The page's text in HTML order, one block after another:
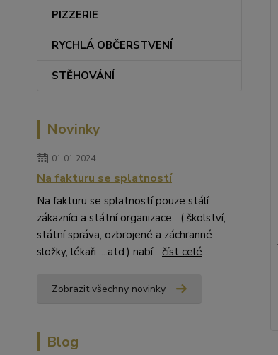
PIZZERIE
RYCHLÁ OBČERSTVENÍ
STĚHOVÁNÍ
Novinky
01.01.2024
Na fakturu se splatností
Na fakturu se splatností pouze stálí
zákazníci a státní organizace ( školství,
státní správa, ozbrojené a záchranné
složky, lékaři ....atd.) nabí... číst celé
Zobrazit všechny novinky
Blog